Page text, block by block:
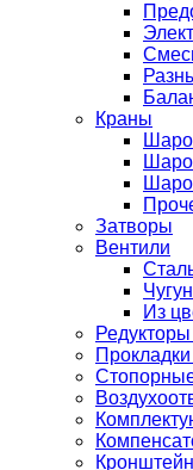
Краны
Затворы
Вентили
Из